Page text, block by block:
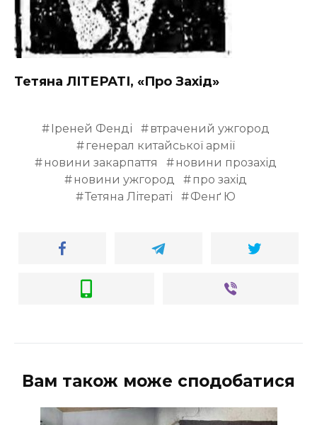
Тетяна ЛІТЕРАТІ, «Про Захід»
Іреней Фенді
втрачений ужгород
генерал китайської армії
новини закарпаття
новини прозахід
новини ужгород
про захід
Тетяна Літераті
Фенґ Ю
Вам також може сподобатися